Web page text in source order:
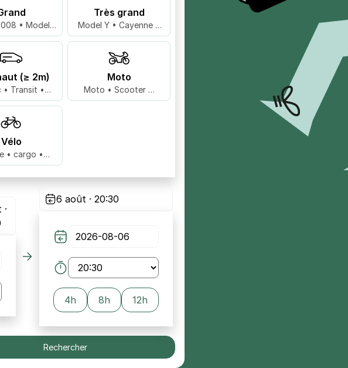
• Model 3
…
Très grand
Model Y • Cayenne •
X5 …
(≥ 2m)
• Transit •
…
Moto
Moto • Scooter …
Vélo
• cargo •
…
6 août · 20:30
4h 8h 12h
Rechercher